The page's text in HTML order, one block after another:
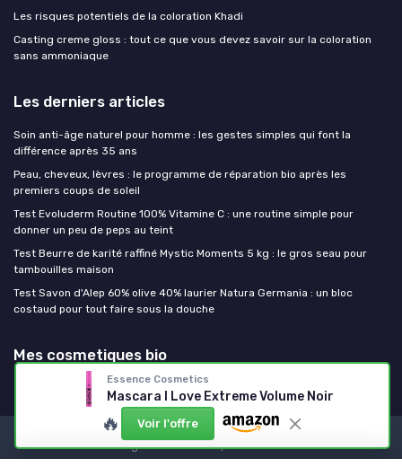
Essence Cosmetics
Mascara I Love Extreme Volume Noir
🔥 Voir l'offre
Les risques potentiels de la coloration Khadi
Casting creme gloss : tout ce que vous devez savoir sur la coloration
sans ammoniaque
Les derniers articles
Soin anti-âge naturel pour homme : les gestes simples qui font la
différence après 35 ans
Peau, cheveux, lèvres : le programme de réparation bio après les
premiers coups de soleil
Test Evoluderm Routine 100% Vitamine C : une routine simple pour
donner un peu de peps au teint
Test Beurre de karité raffiné Mystic Moments 5 kg : le gros seau pour
tambouilles maison
Test Savon d'Alep 60% olive 40% laurier Natura Germania : un bloc
costaud pour tout faire sous la douche
Mes cosmetiques bio
Mentions légales
Politique de confidentialité